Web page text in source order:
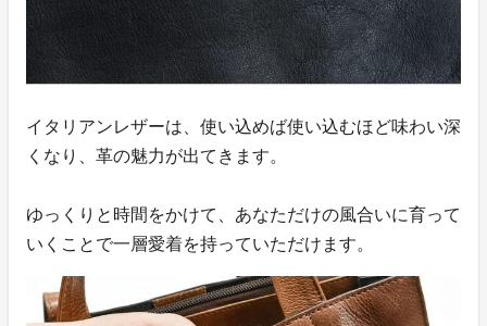
イタリアンレザーは、使い込めば使い込むほど味わい深
くなり、革の魅力が出てきます。
ゆっくりと時間をかけて、あなただけの風合いに育って
いくことで一層愛着を持っていただけます。